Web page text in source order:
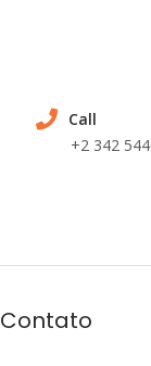
Call
+2 342
Contato